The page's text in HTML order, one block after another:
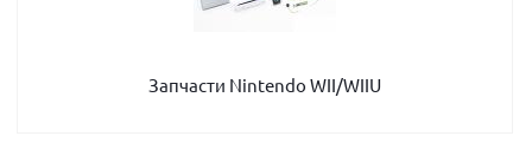
Запчасти Nintendo WII/WIIU